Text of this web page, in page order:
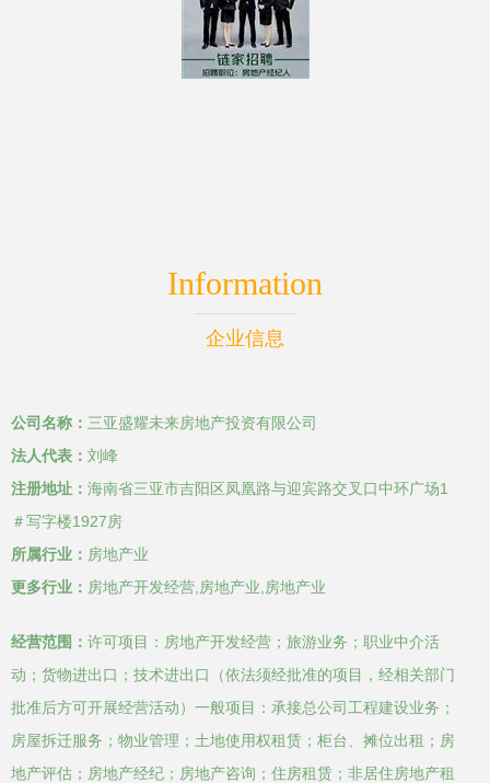
Information
企业信息
公司名称： 三亚盛耀未来房地产投资有限公司
法人代表： 刘峰
注册地址： 海南省三亚市吉阳区凤凰路与迎宾路交叉口中环广场1
＃写字楼1927房
所属行业： 房地产业
更多行业： 房地产开发经营,房地产业,房地产业
经营范围： 许可项目：房地产开发经营；旅游业务；职业中介活
动；货物进出口；技术进出口（依法须经批准的项目，经相关部门
批准后方可开展经营活动）一般项目：承接总公司工程建设业务；
房屋拆迁服务；物业管理；土地使用权租赁；柜台、摊位出租；房
地产评估；房地产经纪；房地产咨询；住房租赁；非居住房地产租